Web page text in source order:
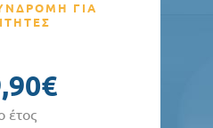
ΓΙΑ
έτος